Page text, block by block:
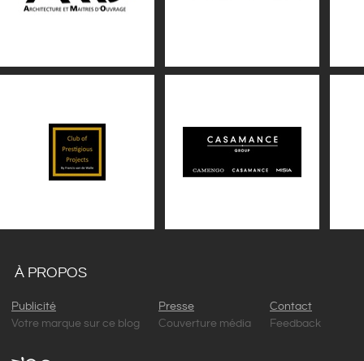
À PROPOS
Publicité
Votre marque sur ce blog
Presse
Couverture média
Contact
Feedback